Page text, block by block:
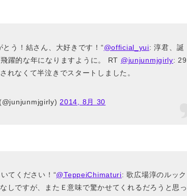
う！結さん、大好きです！“@official_yui: 淳君、誕
躍的な年になりますように。 RT @junjunmjgirly: 29
れなくて半泣きでスタートしました。
2014, 8月 30
てください！“@TeppeiChimaturi: 歌広場淳のルック
しですが、またＥ意味で驚かせてくれるだろうと思っ